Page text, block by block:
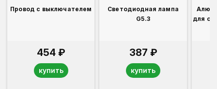
Провод с выключателем
454 ₽
купить
Светодиодная лампа
G5.3
387 ₽
купить
для